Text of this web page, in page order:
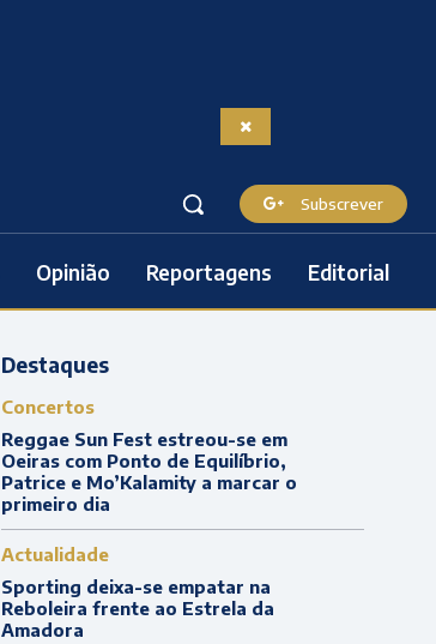
Subscrever
Opinião Reportagens Editorial
Destaques
Concertos
Reggae Sun Fest estreou-se em
Oeiras com Ponto de Equilíbrio,
Patrice e Mo’Kalamity a marcar o
primeiro dia
Actualidade
Sporting deixa-se empatar na
Reboleira frente ao Estrela da
Amadora